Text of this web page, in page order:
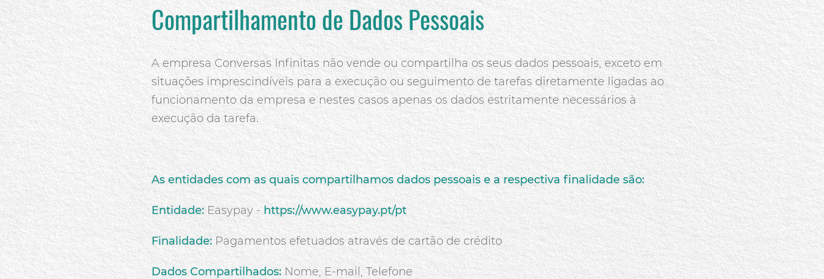
Compartilhamento de Dados Pessoais
A empresa Conversas Infinitas não vende ou compartilha os seus dados pessoais, exceto em
situações imprescindíveis para a execução ou seguimento de tarefas diretamente ligadas ao
funcionamento da empresa e nestes casos apenas os dados estritamente necessários à
execução da tarefa.
As entidades com as quais compartilhamos dados pessoais e a respectiva finalidade são:
Entidade: Easypay - https://www.easypay.pt/pt
Finalidade: Pagamentos efetuados através de cartão de crédito
Dados Compartilhados: Nome, E-mail, Telefone